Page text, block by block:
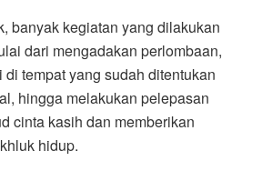
banyak kegiatan yang dilakukan
dari mengadakan perlombaan,
tempat yang sudah ditentukan
hingga melakukan pelepasan
cinta kasih dan memberikan
hidup.